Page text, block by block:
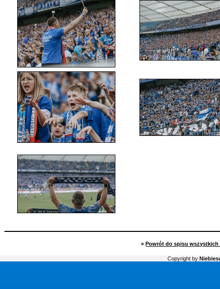
» Powrót do spisu wszystkich
Copyright by